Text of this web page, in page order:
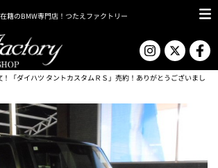
籍のBMW専門店！つたえファクトリー
！「ダイハツ タントカスタムＲＳ」売約！ありがとうございまし